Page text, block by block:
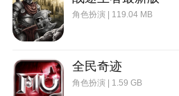
件、改造装甲板或研发新型导弹
4、【多人对抗与合作】：
大型空海联合作战，玩家既可
密切配合完成目标。
角色扮演 | 119.04 MB
全民奇迹
角色扮演 | 1.59 GB